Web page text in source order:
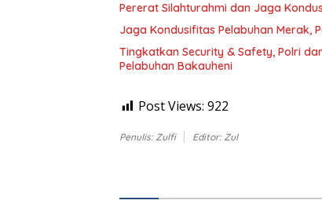
Pererat Silahturahmi dan Jaga
Jaga Kondusifitas Pelabuhan Merak,
Tingkatkan Security & Safety, Polri
Pelabuhan Bakauheni
Post Views: 922
Penulis: Zulfi Editor: Zul